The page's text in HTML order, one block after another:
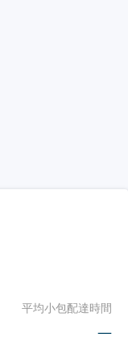
平均小包配達時間
—